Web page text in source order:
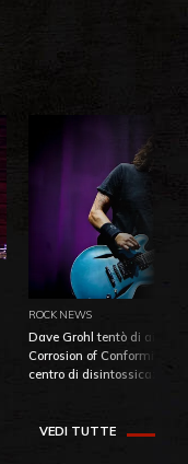
ROCK NEWS
Dave Grohl tentò di
Corrosion of Conformity
centro di
VEDI TUTTE